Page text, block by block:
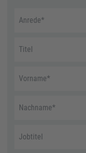
Anrede*
Titel
Vorname*
Nachname*
Jobtitel